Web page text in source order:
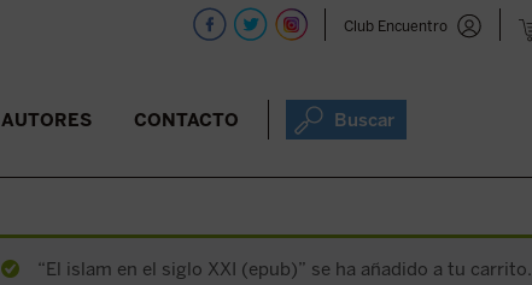
Club Encuentro
AUTORES CONTACTO Buscar
“El islam en el siglo XXI (epub)” se ha añadido a tu carrito.